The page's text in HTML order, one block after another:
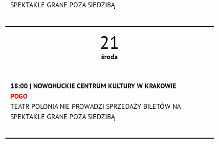
SPEKTAKLE GRANE POZA SIEDZIBĄ
21
środa
18:00 | NOWOHUCKIE CENTRUM KULTURY W KRAKOWIE
POGO
TEATR POLONIA NIE PROWADZI SPRZEDAŻY BILETÓW NA
SPEKTAKLE GRANE POZA SIEDZIBĄ